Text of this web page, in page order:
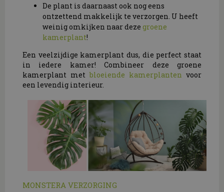
De plant is daarnaast ook nog eens
ontzettend makkelijk te verzorgen. U heeft
weinig omkijken naar deze groene
kamerplant!
Een veelzijdige kamerplant dus, die perfect staat
in iedere kamer! Combineer deze groene
kamerplant metbloeiende kamerplanten voor
een levendig interieur.
MONSTERA VERZORGING